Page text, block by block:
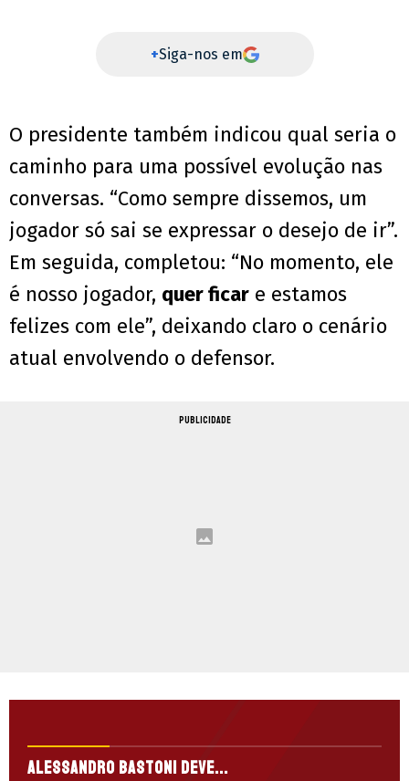
+Siga-nos em
O presidente também indicou qual seria o
caminho para uma possível evolução nas
conversas. “Como sempre dissemos, um
jogador só sai se expressar o desejo de ir”.
Em seguida, completou: “No momento, ele
é nosso jogador, quer ficar e estamos
felizes com ele”, deixando claro o cenário
atual envolvendo o defensor.
PUBLICIDADE
Alessandro Bastoni deve...